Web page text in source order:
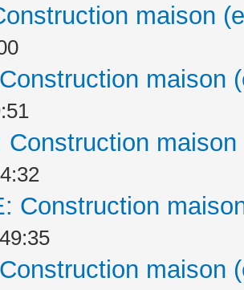
maison
maison
Construction
Construction
maison